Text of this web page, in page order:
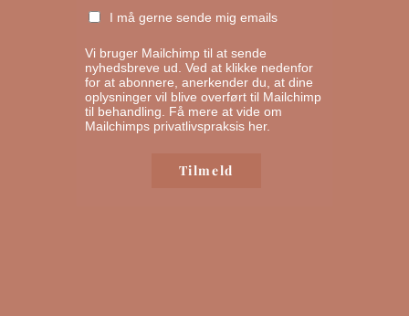
I må gerne sende mig emails
Vi bruger Mailchimp til at sende
nyhedsbreve ud. Ved at klikke nedenfor
for at abonnere, anerkender du, at dine
oplysninger vil blive overført til Mailchimp
til behandling. Få mere at vide om
Mailchimps privatlivspraksis her.